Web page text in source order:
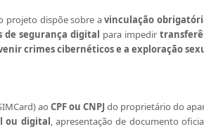
o projeto dispõe sobre avinculação
de segurança digital para impedir
crimes cibernéticos e a exploração
ao CPF ou CNPJ do proprietário do
ou digital, apresentação de documento